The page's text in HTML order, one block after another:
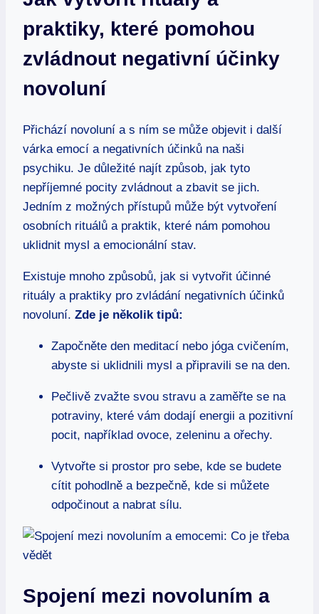
praktiky, které pomohou
zvládnout negativní účinky
novoluní
Přichází novoluní a s ním se může objevit i další
várka emocí a negativních účinků na naši
psychiku. Je důležité najít způsob, jak tyto
nepříjemné pocity zvládnout a zbavit se jich.
Jedním z možných přístupů může být vytvoření
osobních rituálů a praktik, které nám pomohou
uklidnit mysl a emocionální stav.
Existuje mnoho způsobů, jak si vytvořit účinné
rituály a praktiky pro zvládání negativních účinků
novoluní. Zde je několik tipů:
Započněte den meditací nebo jóga cvičením,
abyste si uklidnili mysl a připravili se na den.
Pečlivě zvažte svou stravu a zaměřte se na
potraviny, které vám dodají energii a pozitivní
pocit, například ovoce, zeleninu a ořechy.
Vytvořte si prostor pro sebe, kde se budete
cítit pohodlně a bezpečně, kde si můžete
odpočinout a nabrat sílu.
Spojení mezi novoluním a